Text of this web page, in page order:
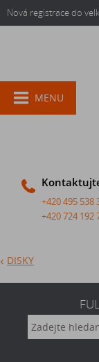
Nová registrace do
+420 495 538
+420 724 192
MENU
DISKY